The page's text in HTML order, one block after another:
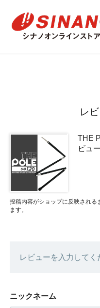
レ
THE
ビュー
投稿内容がショップに反映され
ます。
レビューを入力してく
ニックネーム